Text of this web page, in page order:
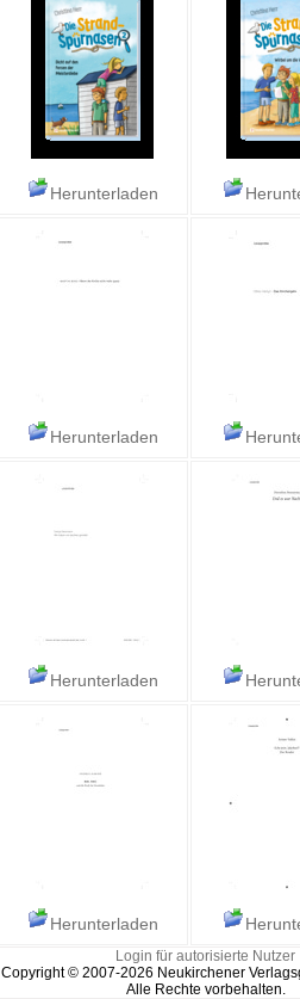
Herunterladen
Herunterladen
Herunterladen
Herunterladen
Login für autorisierte Nutzer
Copyright © 2007-2026 Neukirchener
Alle Rechte vorbehalten.